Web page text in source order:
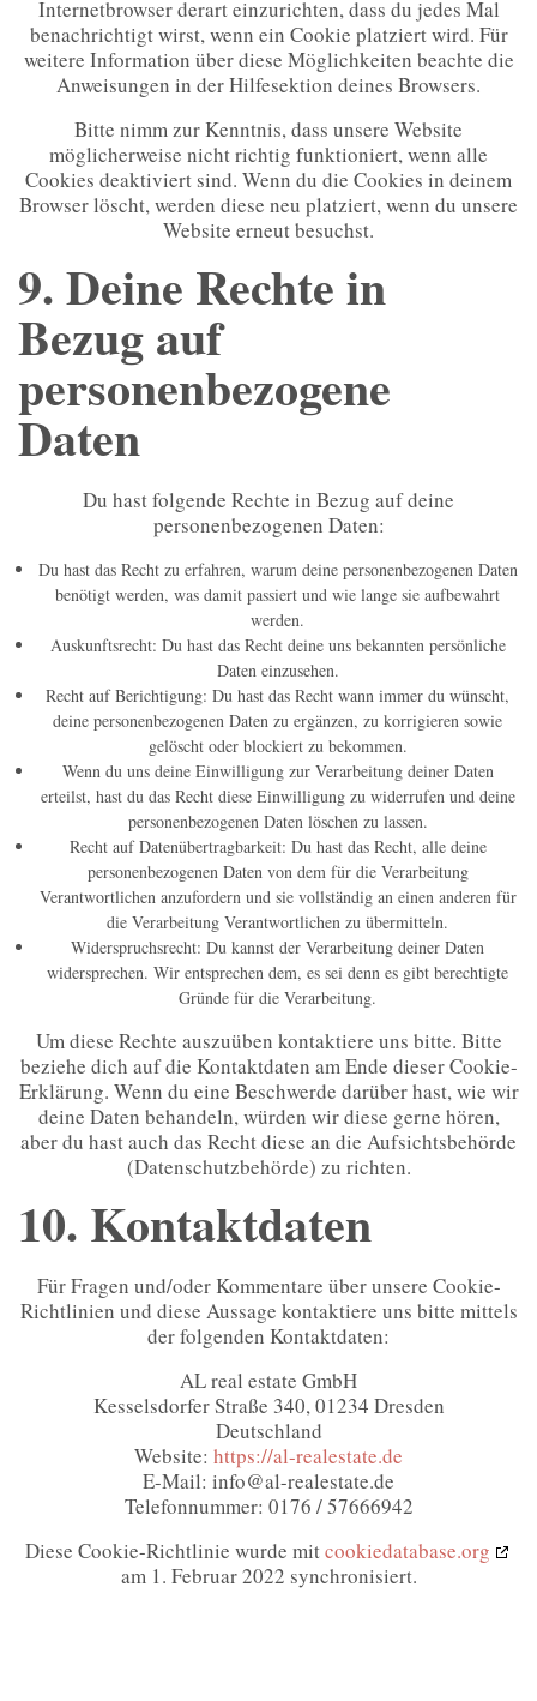
Internetbrowser derart einzurichten, dass du jedes Mal
benachrichtigt wirst, wenn ein Cookie platziert wird. Für
weitere Information über diese Möglichkeiten beachte die
Anweisungen in der Hilfesektion deines Browsers.
Bitte nimm zur Kenntnis, dass unsere Website
möglicherweise nicht richtig funktioniert, wenn alle
Cookies deaktiviert sind. Wenn du die Cookies in deinem
Browser löscht, werden diese neu platziert, wenn du unsere
Website erneut besuchst.
9. Deine Rechte in
Bezug auf
personenbezogene
Daten
Du hast folgende Rechte in Bezug auf deine
personenbezogenen Daten:
Du hast das Recht zu erfahren, warum deine personenbezogenen Daten
benötigt werden, was damit passiert und wie lange sie aufbewahrt
werden.
Auskunftsrecht: Du hast das Recht deine uns bekannten persönliche
Daten einzusehen.
Recht auf Berichtigung: Du hast das Recht wann immer du wünscht,
deine personenbezogenen Daten zu ergänzen, zu korrigieren sowie
gelöscht oder blockiert zu bekommen.
Wenn du uns deine Einwilligung zur Verarbeitung deiner Daten
erteilst, hast du das Recht diese Einwilligung zu widerrufen und deine
personenbezogenen Daten löschen zu lassen.
Recht auf Datenübertragbarkeit: Du hast das Recht, alle deine
personenbezogenen Daten von dem für die Verarbeitung
Verantwortlichen anzufordern und sie vollständig an einen anderen für
die Verarbeitung Verantwortlichen zu übermitteln.
Widerspruchsrecht: Du kannst der Verarbeitung deiner Daten
widersprechen. Wir entsprechen dem, es sei denn es gibt berechtigte
Gründe für die Verarbeitung.
Um diese Rechte auszuüben kontaktiere uns bitte. Bitte
beziehe dich auf die Kontaktdaten am Ende dieser Cookie-
Erklärung. Wenn du eine Beschwerde darüber hast, wie wir
deine Daten behandeln, würden wir diese gerne hören,
aber du hast auch das Recht diese an die Aufsichtsbehörde
(Datenschutzbehörde) zu richten.
10. Kontaktdaten
Für Fragen und/oder Kommentare über unsere Cookie-
Richtlinien und diese Aussage kontaktiere uns bitte mittels
der folgenden Kontaktdaten:
AL real estate GmbH
Kesselsdorfer Straße 340, 01234 Dresden
Deutschland
Website: https://al-realestate.de
E-Mail: info@al-realestate.de
Telefonnummer: 0176 / 57666942
Diese Cookie-Richtlinie wurde mitcookiedatabase.org
am 1. Februar 2022 synchronisiert.